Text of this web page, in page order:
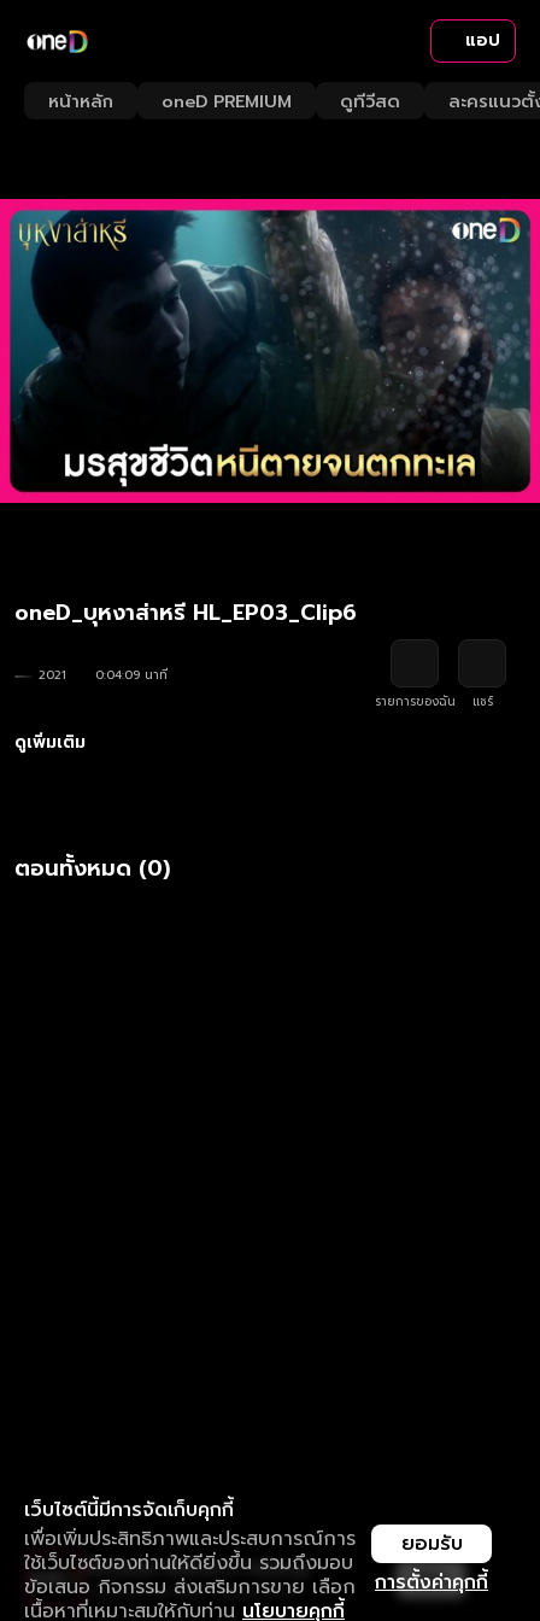
แอป
หน้าหลัก oneD PREMIUM ดูทีวีสด ละครแนวตั้
oneD_บุหงาส่าหรี HL_EP03_Clip6
2021
0:04:09 นาที
รายการของฉัน
แชร์
ดูเพิ่มเติม
ตอนทั้งหมด (0)
เว็บไซต์นี้มีการจัดเก็บคุกกี้
เพื่อเพิ่มประสิทธิภาพและประสบการณ์การ
ใช้เว็บไซต์ของท่านให้ดียิ่งขึ้น รวมถึงมอบ
ข้อเสนอ กิจกรรม ส่งเสริมการขาย เลือก
เนื้อหาที่เหมาะสมให้กับท่าน นโยบายคุกกี้
การตั้งค่าคุกกี้
ยอมรับ
ใช้งานแอป ลื่นไหลกว่า ไม่มีสะดุด
ดาวน์โหลดแอปเพื่อการรับชมที่ดีกว่า เปิด